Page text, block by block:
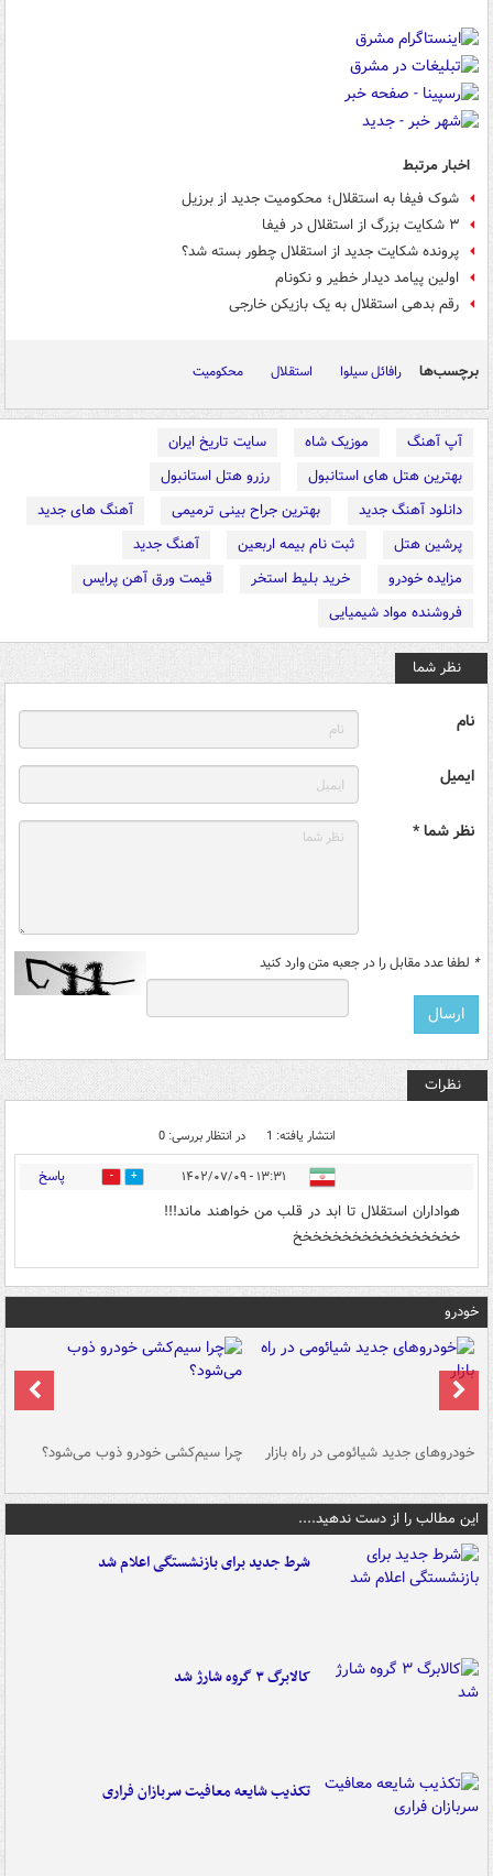
اخبار مرتبط
شوک فیفا به استقلال؛ محکومیت جدید از برزیل
۳ شکایت بزرگ از استقلال در فیفا
پرونده شکایت جدید از استقلال چطور بسته شد؟
اولین پیامد دیدار خطیر و نکونام
رقم بدهی استقلال به یک بازیکن خارجی
برچسب‌ها رافائل سیلوا استقلال محکومیت
آپ آهنگ موزیک شاه
سایت تاریخ ایران
بهترین هتل های استانبول
رزرو هتل استانبول
دانلود آهنگ جدید
بهترین جراح بینی ترمیمی
آهنگ های جدید
پرشین هتل
ثبت نام بیمه اربعین
آهنگ جدید
مزایده خودرو
خرید بلیط استخر
قیمت ورق آهن پرایس
فروشنده مواد شیمیایی
نظر شما
نام
ایمیل
نظر شما *
* لطفا عدد مقابل را در جعبه متن وارد کنید
نظرات
انتشار یافته: 1 در انتظار بررسی: 0
۱۳:۳۱ - ۱۴۰۲/۰۷/۰۹ 2 پاسخ
هواداران استقلال تا ابد در قلب من خواهند ماند!!!
خخخخخخخخخخخخخخخخخ
خودرو
خودروهای جدید شیائومی در راه بازار چرا سیم‌کشی خودرو ذوب می‌شود؟
این مطالب را از دست ندهید....
شرط جدید برای بازنشستگی اعلام شد
کالابرگ ۳ گروه شارژ شد
تکذیب شایعه معافیت سربازان فراری